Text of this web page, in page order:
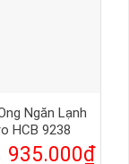
Ngăn Lạnh
HCB 9238
935.000₫